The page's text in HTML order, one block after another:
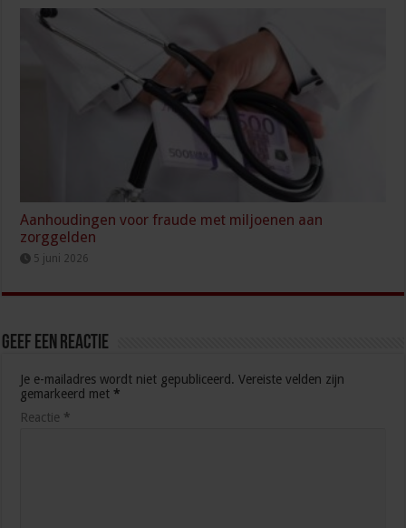
Aanhoudingen voor fraude met miljoenen aan
zorggelden
5 juni 2026
Geef een reactie
Je e-mailadres wordt niet gepubliceerd. Vereiste velden zijn
gemarkeerd met *
Reactie *